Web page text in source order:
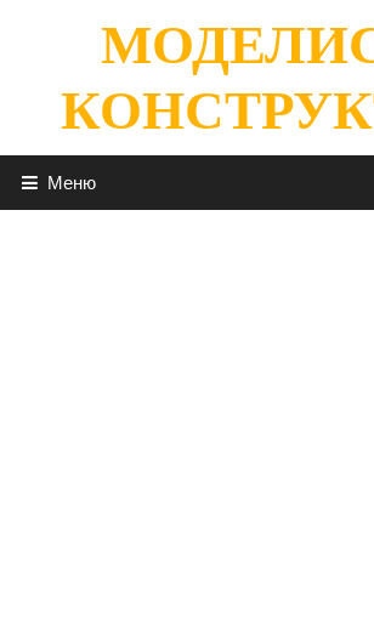
содержимому
Меню